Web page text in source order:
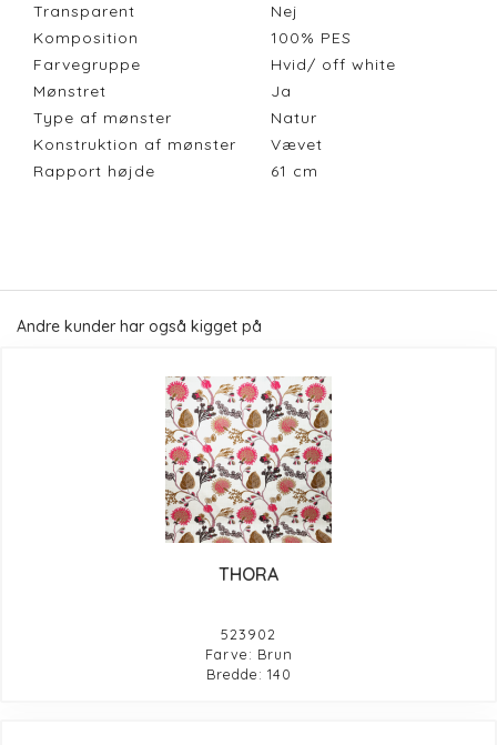
Transparent
Nej
Komposition
100% PES
Farvegruppe
Hvid/ off white
Mønstret
Ja
Type af mønster
Natur
Konstruktion af mønster
Vævet
Rapport højde
61 cm
Andre kunder har også kigget på
THORA
523902
Farve: Brun
Bredde: 140